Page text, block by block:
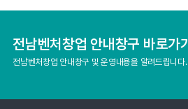
전남벤처창업 안내창구 바로가기
전남벤처창업 안내창구 및 운영내용을 알려드립니다.